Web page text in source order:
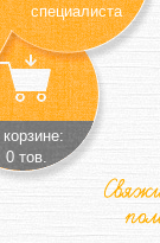
специалиста
0 тов.